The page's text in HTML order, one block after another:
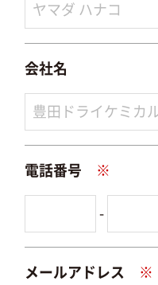
会社名
電話番号 ※
-
メールアドレス ※